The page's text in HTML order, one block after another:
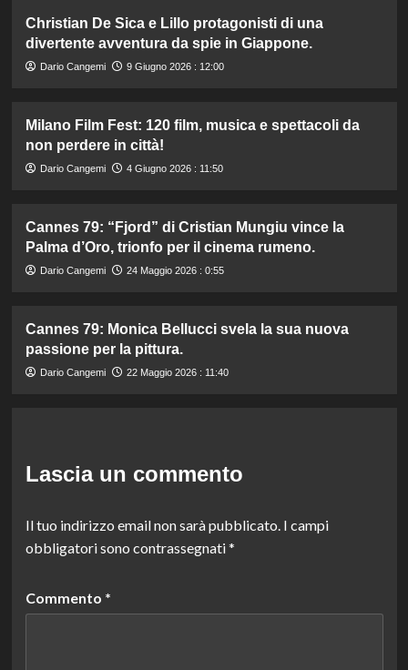
Christian De Sica e Lillo protagonisti di una
divertente avventura da spie in Giappone.
Dario Cangemi 9 Giugno 2026 : 12:00
Milano Film Fest: 120 film, musica e spettacoli da
non perdere in città!
Dario Cangemi 4 Giugno 2026 : 11:50
Cannes 79: “Fjord” di Cristian Mungiu vince la
Palma d’Oro, trionfo per il cinema rumeno.
Dario Cangemi 24 Maggio 2026 : 0:55
Cannes 79: Monica Bellucci svela la sua nuova
passione per la pittura.
Dario Cangemi 22 Maggio 2026 : 11:40
Lascia un commento
Il tuo indirizzo email non sarà pubblicato. I campi
obbligatori sono contrassegnati*
Commento *